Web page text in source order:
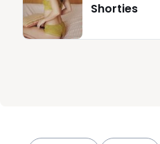
Shorties